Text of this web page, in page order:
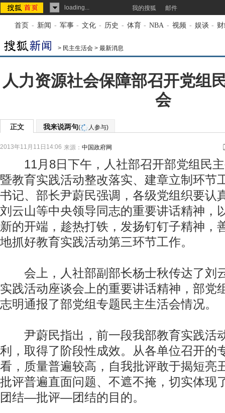
loading... 我的搜狐 邮件
首页 - 新闻 - 军事 - 文化 - 历史 - 体育 - NBA - 视频 - 娱谈 -
> 民主生活会 > 最新消息
人力资源社会保障部召开党组
会
正文 我来说两句( 人参与)
2013年11月11日14:06 来源： 中国政府网
11月8日下午，人社部召开部党组民主
暨教育实践活动整改落实、建章立制环节
书记、部长尹蔚民强调，各级党组织要认
刘云山等中央领导同志的重要讲话精神，
新的开端，趁热打铁，发扬钉钉子精神，
地抓好教育实践活动第三环节工作。
会上，人社部副部长杨士秋传达了刘
实践活动座谈会上的重要讲话精神，部党
志明通报了部党组专题民主生活会情况。
尹蔚民指出，前一段我部教育实践活
利，取得了阶段性成效。从各单位召开的
看，质量普遍较高，自我批评敢于揭短亮
批评普遍直面问题、不遮不掩，切实体现
团结—批评—团结的目的。